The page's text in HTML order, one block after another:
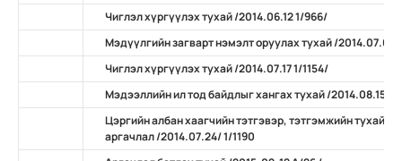
Чиглэл хүргүүлэх тухай /2014.06.12 1/966/
Мэдүүлгийн загварт нэмэлт оруулах тухай /2014.07.07
Чиглэл хүргүүлэх тухай /2014.07.17 1/1154/
Мэдээллийн ил тод байдлыг хангах тухай /2014.08.15
Цэргийн албан хаагчийн тэтгэвэр, тэтгэмжийн тухай
аргачлал /2014.07.24/ 1/1190